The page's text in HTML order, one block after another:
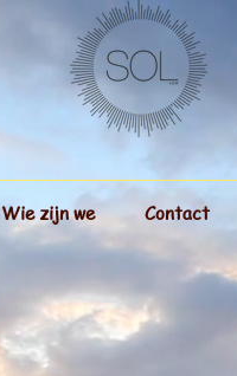
Wie zijn we Contact